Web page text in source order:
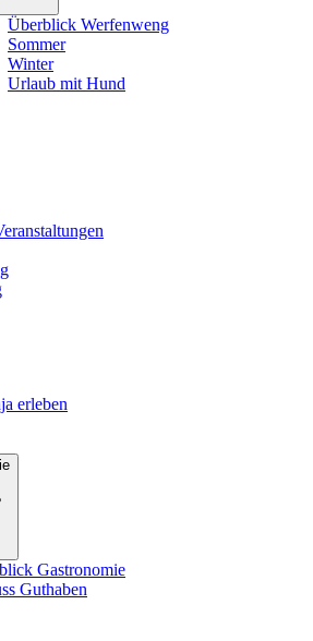
Überblick Werfenweng
Sommer
Winter
Urlaub mit Hund
erleben
Gastronomie
Guthaben